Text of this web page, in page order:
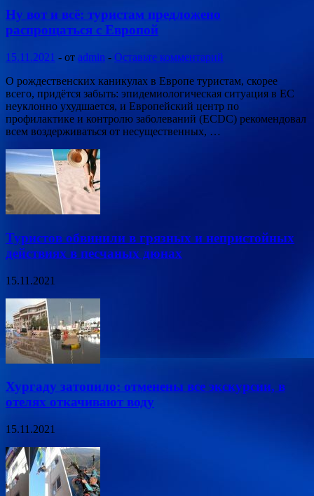
Ну вот и всё: туристам предложено
распрощаться с Европой
15.11.2021 - от admin - Оставьте комментарий
О рождественских каникулах в Европе туристам, скорее
всего, придётся забыть: эпидемиологическая ситуация в ЕС
неуклонно ухудшается, и Европейский центр по
профилактике и контролю заболеваний (ECDC) рекомендовал
всем воздерживаться от несущественных, …
Туристов обвинили в грязных и непристойных
действиях в песчаных дюнах
15.11.2021
Хургаду затопило: отменены все экскурсии, в
отелях откачивают воду
15.11.2021